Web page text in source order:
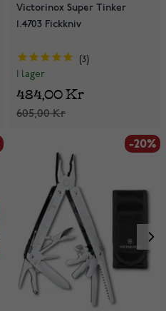
Victorinox Super Tinker
1.4703 Fickkniv
3
I lager
605,00 Kr
484,00 Kr
-20%